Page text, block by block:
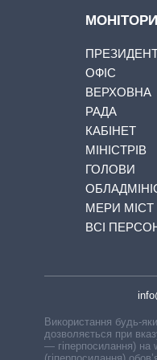
ПРЕЗИДЕНТ
ОФІС
ВЕРХОВНА
РАДА
КАБІНЕТ
МІНІСТРІВ
ГОЛОВИ
МЕРИ МІСТ
ВСІ
Використання будь-
дозволяється при
— гіперпосилання) на